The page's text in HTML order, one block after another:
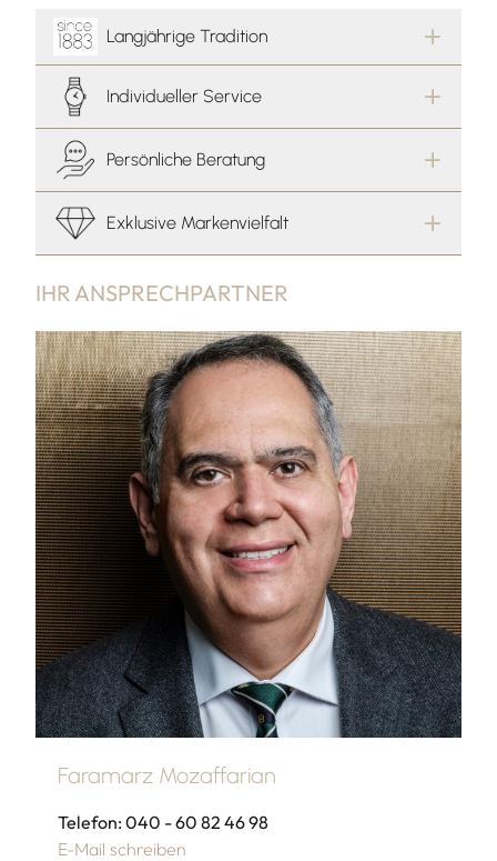
IHR ANSPRECHPARTNER
Faramarz Mozaffarian
Telefon: 040 - 60 82 46 98
E-Mail schreiben
Langjährige Tradition
Individueller Service
Persönliche Beratung
Exklusive Markenvielfalt